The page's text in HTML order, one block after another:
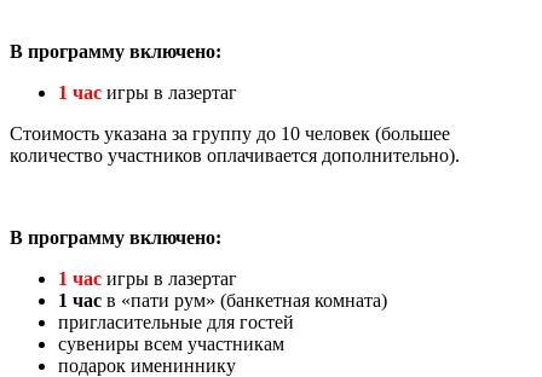
В программу включено:
1 час игры в лазертаг
Стоимость указана за группу до 10 человек (большее
количество участников оплачивается дополнительно).
В программу включено:
1 час игры в лазертаг
1 час в «пати рум» (банкетная комната)
пригласительные для гостей
сувениры всем участникам
подарок имениннику